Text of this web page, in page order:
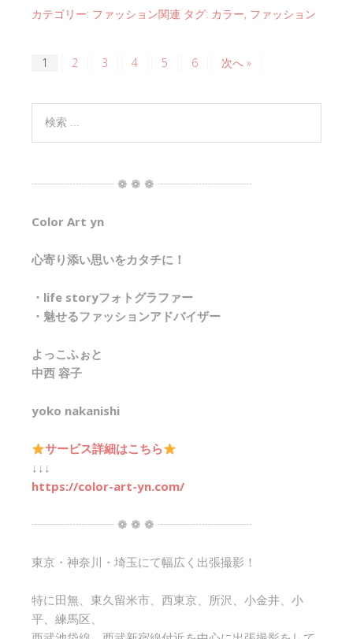
カテゴリー: ファッション関連 タグ: カラー, ファッション
1 2 3 4 5 6 次へ »
┈┈┈┈┈┈┈ ❁ ❁ ❁ ┈┈┈┈┈┈┈┈
Color Art yn
心寄り添い思いをカタチに！
・life storyフォトグラファー
・魅せるファッションアドバイザー
よっこふぉと
中西 容子
yoko nakanishi
サービス詳細はこちら
↓↓↓
https://color-art-yn.com/
┈┈┈┈┈┈┈ ❁ ❁ ❁ ┈┈┈┈┈┈┈┈
東京・神奈川・埼玉にて幅広く出張撮影！
特に田無、東久留米市、西東京、所沢、小金井、小
平、練馬区、